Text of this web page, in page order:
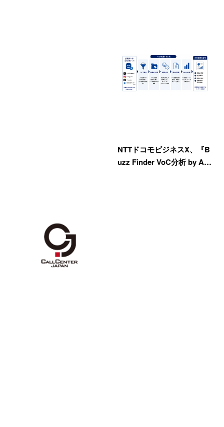
NTTドコモビジネスX、『B
uzz Finder VoC分析 by A…